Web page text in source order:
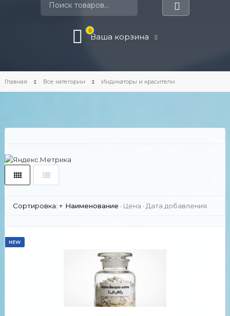
0
Ваша корзина
Главная Все категории Индикаторы и красители
Сортировка: ↑ Наименование · Цена · Дата добавления
NEW